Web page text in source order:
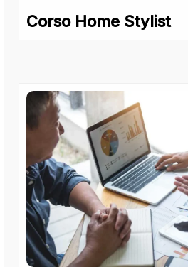
Corso Home Stylist